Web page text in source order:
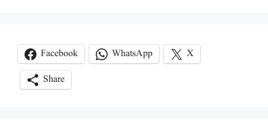
Facebook WhatsApp
X
Share